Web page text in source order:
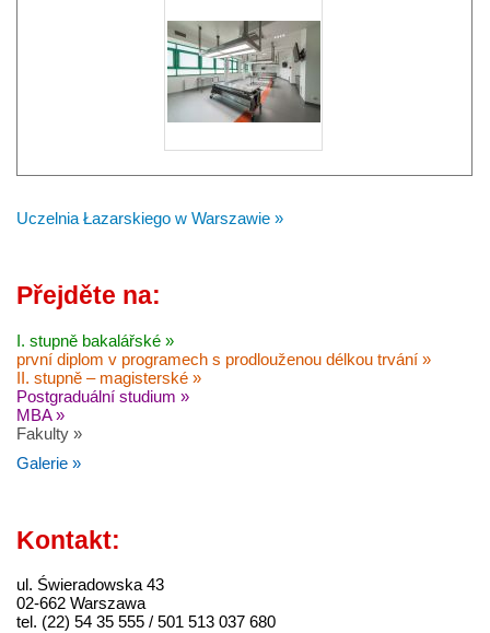
Uczelnia Łazarskiego w Warszawie »
Přejděte na:
I. stupně bakalářské »
první diplom v programech s prodlouženou délkou trvání »
II. stupně – magisterské »
Postgraduální studium »
MBA »
Fakulty »
Galerie »
Kontakt:
ul. Świeradowska 43
02-662 Warszawa
tel. (22) 54 35 555 / 501 513 037 680